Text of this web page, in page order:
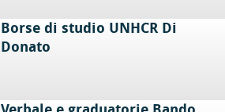
Borse di studio UNHCR Di
Donato